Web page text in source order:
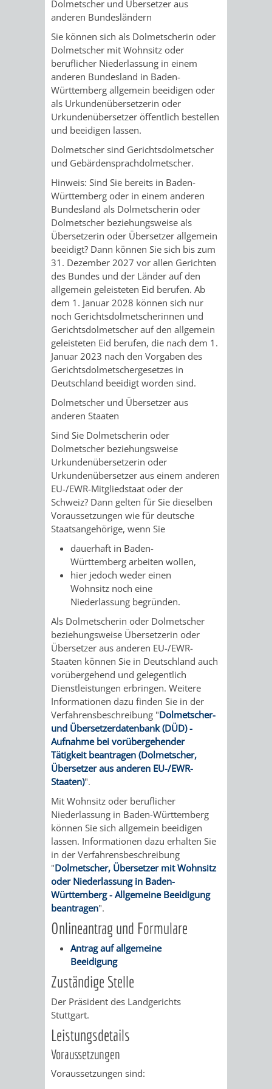
HILFE
MENSCHEN
MIT
BEHINDERUNG
MENSCHEN
MIT
DEMENZ
MIGRANTEN
/
FLÜCHTLINGE
BAUHERREN
BAUHERRENBERATUNG
GRUNDSTÜCKSWERTERMITTLUNG
DENKMALSCHUTZ
AUFGABEN
DER
UNTEREN
DENKMALSCHUTZBEHÖRDE
STEUERVORTEILE
SATZUNGEN
IM
BEREICH
DENKMALSCHUTZ
GENEHMIGUNGSVERFAHREN
TAG
DES
OFFENEN
DENKMALS
VERKAUF
STÄDTISCHER
BAUPLÄTZE
VERKAUF
STÄDTISCHER
HÄUSER
/
LIEGENSCHAFTEN
ABWASSERBESEITIGUNG
ERSCHLIESSUNGSBEITRAG
ANTRAGSVERFAHREN
VERMIETE
DOCH
AN
DEINE
STADT
WIEDERVERMIETUNGSPRÄMIE
BERATUNGSERGEBNISSE
/
SITZUNGSUNTERLAGEN
UMLEGUNGSAUSSCHUSS
BERATENDE
AUSSCHÜSSE
RATHAUS
BÜRGERMEISTER
/
DEZERNATE
ÄMTER
AMT
FÜR
BAURECHTBILDUNG
STABSSTELLE
HOCHBAU
GEBÄUDEBETRIEB
KULTUR,
AMT
FÜR
SOZIALE
UND
Dolmetscher und Übersetzer aus
anderen Bundesländern
Sie können sich als Dolmetscherin oder
Dolmetscher mit Wohnsitz oder
beruflicher Niederlassung in einem
anderen Bundesland in Baden-
Württemberg allgemein beeidigen oder
als Urkundenübersetzerin oder
Urkundenübersetzer öffentlich bestellen
und beeidigen lassen.
Dolmetscher sind Gerichtsdolmetscher
und Gebärdensprachdolmetscher.
Hinweis: Sind Sie bereits in Baden-
Württemberg oder in einem anderen
Bundesland als Dolmetscherin oder
Dolmetscher beziehungsweise als
Übersetzerin oder Übersetzer allgemein
beeidigt? Dann können Sie sich bis zum
31. Dezember 2027 vor allen Gerichten
des Bundes und der Länder auf den
allgemein geleisteten Eid berufen. Ab
dem 1. Januar 2028 können sich nur
noch Gerichtsdolmetscherinnen und
Gerichtsdolmetscher auf den allgemein
geleisteten Eid berufen, die nach dem 1.
Januar 2023 nach den Vorgaben des
Gerichtsdolmetschergesetzes in
Deutschland beeidigt worden sind.
Dolmetscher und Übersetzer aus
anderen Staaten
Sind Sie Dolmetscherin oder
Dolmetscher beziehungsweise
Urkundenübersetzerin oder
Urkundenübersetzer aus einem anderen
EU-/EWR-Mitgliedstaat oder der
Schweiz? Dann gelten für Sie dieselben
Voraussetzungen wie für deutsche
Staatsangehörige, wenn Sie
dauerhaft in Baden-
Württemberg arbeiten wollen,
hier jedoch weder einen
Wohnsitz noch eine
Niederlassung begründen.
Als Dolmetscherin oder Dolmetscher
beziehungsweise Übersetzerin oder
Übersetzer aus anderen EU-/EWR-
Staaten können Sie in Deutschland auch
vorübergehend und gelegentlich
Dienstleistungen erbringen. Weitere
Informationen dazu finden Sie in der
Verfahrensbeschreibung "Dolmetscher-
und Übersetzerdatenbank (DÜD) -
Aufnahme bei vorübergehender
Tätigkeit beantragen (Dolmetscher,
Übersetzer aus anderen EU-/EWR-
Staaten)".
Mit Wohnsitz oder beruflicher
Niederlassung in Baden-Württemberg
können Sie sich allgemein beeidigen
lassen. Informationen dazu erhalten Sie
in der Verfahrensbeschreibung
"Dolmetscher, Übersetzer mit Wohnsitz
oder Niederlassung in Baden-
Württemberg - Allgemeine Beeidigung
beantragen".
Onlineantrag und Formulare
Antrag auf allgemeine
Beeidigung
Zuständige Stelle
Der Präsident des Landgerichts
Stuttgart.
Leistungsdetails
Voraussetzungen
Voraussetzungen sind: